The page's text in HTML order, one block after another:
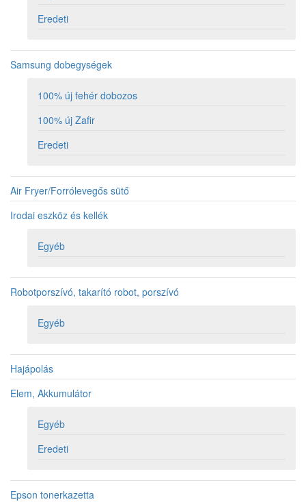
Eredeti
Samsung dobegységek
100% új fehér dobozos
100% új Zafir
Eredeti
Air Fryer/Forrólevegős sütő
Irodai eszköz és kellék
Egyéb
Robotporszívó, takarító robot, porszívó
Egyéb
Hajápolás
Elem, Akkumulátor
Egyéb
Eredeti
Epson tonerkazetta